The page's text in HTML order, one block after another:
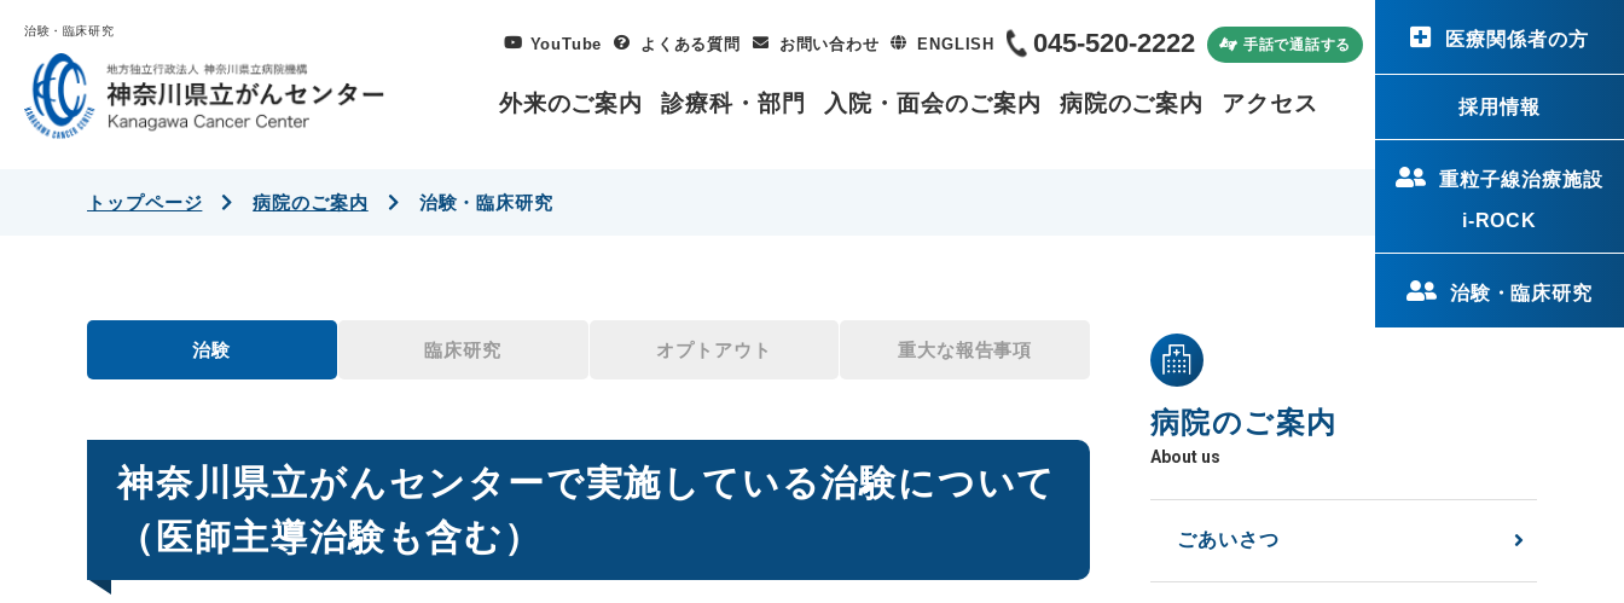
治験・臨床研究
YouTube よくある質問 お問い合わせ ENGLISH 045-520-2222 手話で通話する
外来のご案内 診療科・部門 入院・面会のご案内 病院のご案内 アクセス
医療関係者の方
採用情報
重粒子線治療施設
i-ROCK
治験・臨床研究
トップページ 病院のご案内 治験・臨床研究
治験 臨床研究 オプトアウト 重大な報告事項
神奈川県立がんセンターで実施している治験について
（医師主導治験も含む）
病院のご案内
About us
ごあいさつ